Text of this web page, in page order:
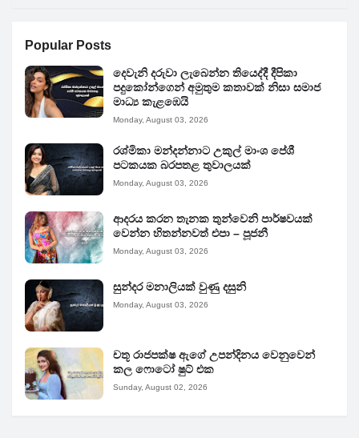
Popular Posts
දෙවැනි දරුවා ලැබෙන්න තියෙද්දී දීපිකා
පදුකෝන්ගෙන් අමුතුම කතාවක් නිසා සමාජ
මාධ්‍ය කැළඹෙයි
Monday, August 03, 2026
රශ්මිකා මන්දන්නාට උකුල් මාංශ පේශී
පටකයක බරපතළ තුවාලයක්
Monday, August 03, 2026
ආදරය කරන තැනක තුන්වෙනි පාර්ෂවයක්
වෙන්න හිතන්නවත් එපා – පූජනී
Monday, August 03, 2026
සුන්දර මනාලියක් වුණු දසුනි
Monday, August 03, 2026
චතූ රාජපක්ෂ ඇගේ උපන්දිනය වෙනුවෙන්
කල ෆොටෝ ෂුට් එක
Sunday, August 02, 2026